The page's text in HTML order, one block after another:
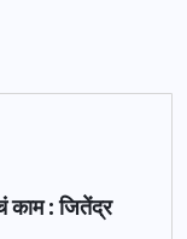
काम : जितेंद्र